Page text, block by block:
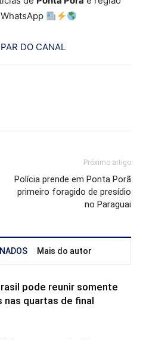
DO CANAL
Próximo artigo
Polícia prende em Ponta Porã
primeiro foragido de presídio
no Paraguai
Mais do autor
pode reunir somente
nas quartas de final